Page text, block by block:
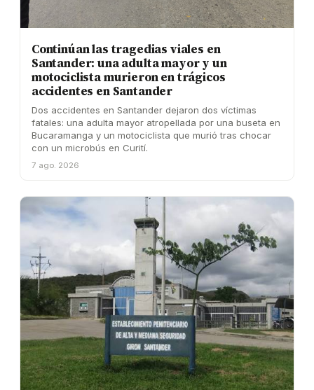
Continúan las tragedias viales en
Santander: una adulta mayor y un
motociclista murieron en trágicos
accidentes en Santander
Dos accidentes en Santander dejaron dos víctimas
fatales: una adulta mayor atropellada por una buseta en
Bucaramanga y un motociclista que murió tras chocar
con un microbús en Curití.
7 ago. 2026